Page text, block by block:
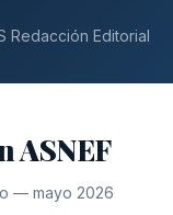
Redacción Editorial
ASNEF
— mayo 2026